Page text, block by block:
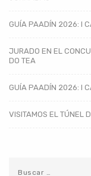
GUÍA PAADÍN 2026: I
JURADO EN EL
DO TEA
GUÍA PAADÍN 2026: I
VISITAMOS EL TÚNEL